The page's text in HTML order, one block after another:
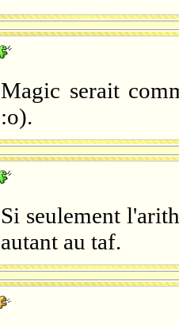
Magic serait
:o).
Si seulement
autant au taf.